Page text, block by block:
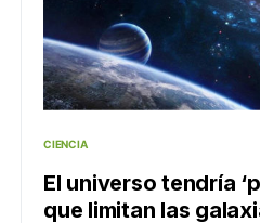
CIENCIA
El universo tendría
que limitan las